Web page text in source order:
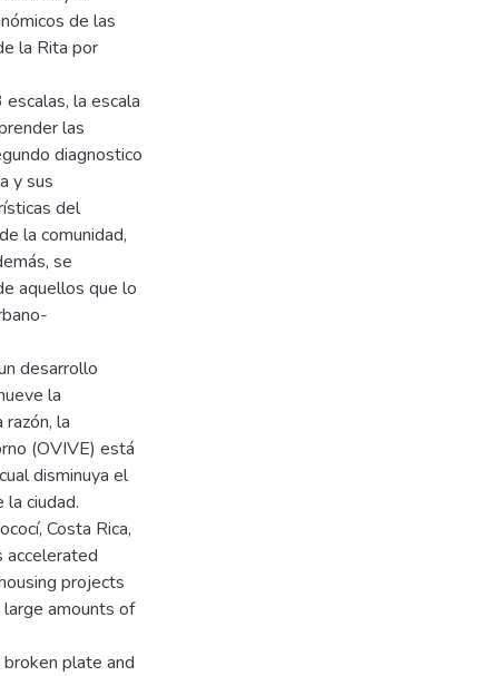
de las
la Rita por
la escala
las
diagnostico
y sus
del
la comunidad,
se
aquellos que lo
desarrollo
la
la
(OVIVE) está
disminuya el
ciudad.
Costa Rica,
projects
amounts of
plate and